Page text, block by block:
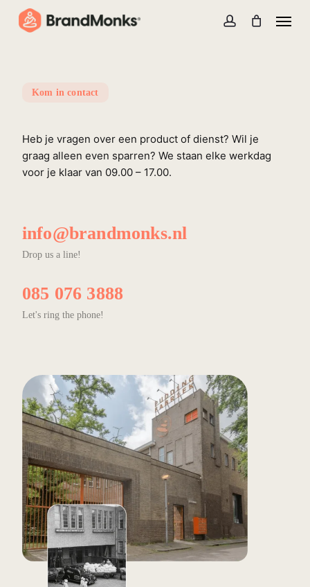
account
Kom in contact
Hallo.
Heb je vragen over een product of dienst? Wil je
graag alleen even sparren? We staan elke werkdag
voor je klaar van 09.00 – 17.00.
info@brandmonks.nl
Drop us a line!
085 076 3888
Let's ring the phone!